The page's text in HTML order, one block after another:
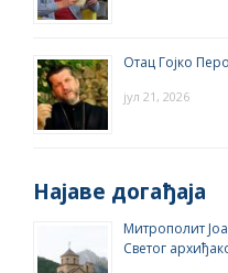
Отац Гојко
јул 21, 2026
Најаве догађаја
Митрополит
Светог